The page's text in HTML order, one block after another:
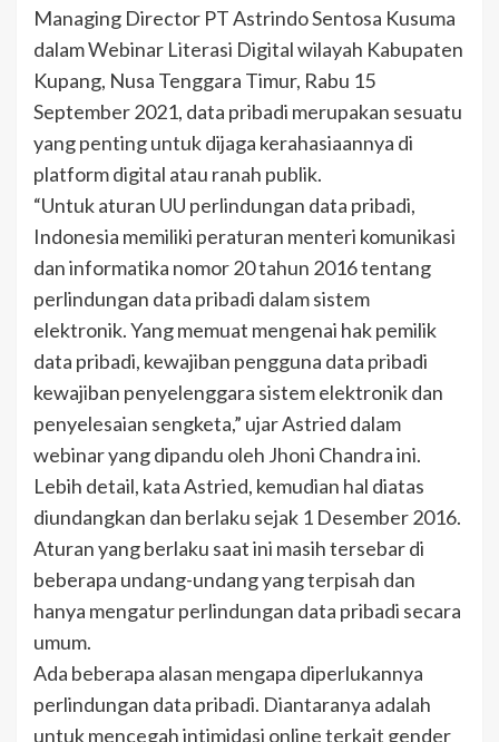
Managing Director PT Astrindo Sentosa Kusuma
dalam Webinar Literasi Digital wilayah Kabupaten
Kupang, Nusa Tenggara Timur, Rabu 15
September 2021, data pribadi merupakan sesuatu
yang penting untuk dijaga kerahasiaannya di
platform digital atau ranah publik.
“Untuk aturan UU perlindungan data pribadi,
Indonesia memiliki peraturan menteri komunikasi
dan informatika nomor 20 tahun 2016 tentang
perlindungan data pribadi dalam sistem
elektronik. Yang memuat mengenai hak pemilik
data pribadi, kewajiban pengguna data pribadi
kewajiban penyelenggara sistem elektronik dan
penyelesaian sengketa,” ujar Astried dalam
webinar yang dipandu oleh Jhoni Chandra ini.
Lebih detail, kata Astried, kemudian hal diatas
diundangkan dan berlaku sejak 1 Desember 2016.
Aturan yang berlaku saat ini masih tersebar di
beberapa undang-undang yang terpisah dan
hanya mengatur perlindungan data pribadi secara
umum.
Ada beberapa alasan mengapa diperlukannya
perlindungan data pribadi. Diantaranya adalah
untuk mencegah intimidasi online terkait gender